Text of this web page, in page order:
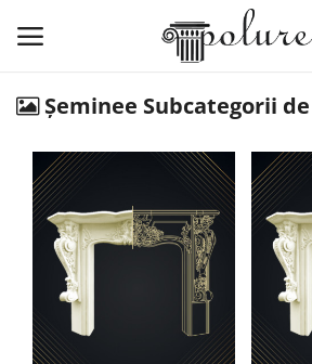
lista de dorințe
Contact
Despre noi
Log in
Șeminee Subcategorii